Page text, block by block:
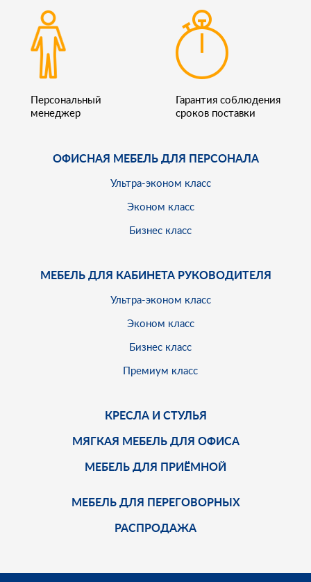
Персональный
менеджер
Гарантия соблюдения
сроков поставки
ОФИСНАЯ МЕБЕЛЬ ДЛЯ ПЕРСОНАЛА
Ультра-эконом класс
Эконом класс
Бизнес класс
МЕБЕЛЬ ДЛЯ КАБИНЕТА РУКОВОДИТЕЛЯ
Ультра-эконом класс
Эконом класс
Бизнес класс
Премиум класс
КРЕСЛА И СТУЛЬЯ
МЯГКАЯ МЕБЕЛЬ ДЛЯ ОФИСА
МЕБЕЛЬ ДЛЯ ПРИЁМНОЙ
МЕБЕЛЬ ДЛЯ ПЕРЕГОВОРНЫХ
РАСПРОДАЖА